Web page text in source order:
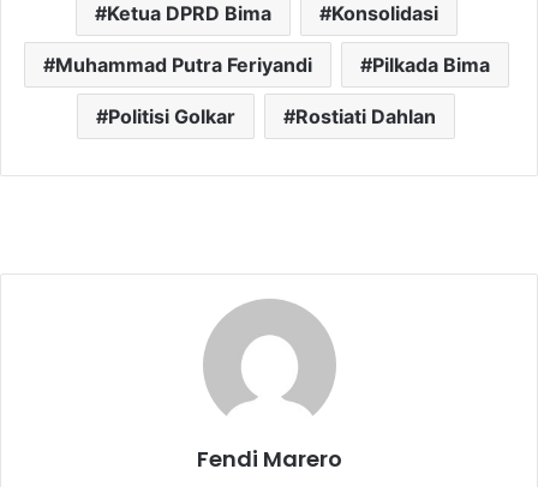
Ketua DPRD Bima Konsolidasi
Muhammad Putra Feriyandi Pilkada Bima
Politisi Golkar Rostiati Dahlan
Fendi Marero